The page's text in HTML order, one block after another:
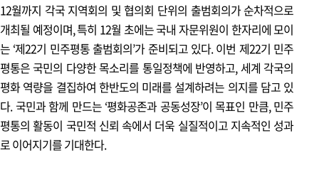
12월까지 각국 지역회의 및 협의회 단위의 출범회의가 순차적으로
개최될 예정이며, 특히 12월 초에는 국내 자문위원이 한자리에 모이
는 ‘제22기 민주평통 출범회의’가 준비되고 있다. 이번 제22기 민주
평통은 국민의 다양한 목소리를 통일정책에 반영하고, 세계 각국의
평화 역량을 결집하여 한반도의 미래를 설계하려는 의지를 담고 있
다. 국민과 함께 만드는 ‘평화공존과 공동성장’이 목표인 만큼, 민주
평통의 활동이 국민적 신뢰 속에서 더욱 실질적이고 지속적인 성과
로 이어지기를 기대한다.